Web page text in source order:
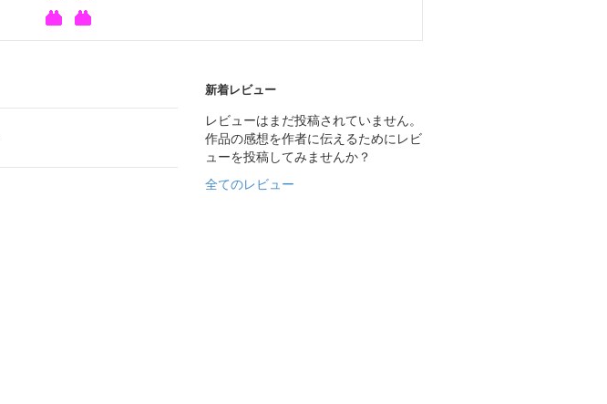
新着レビュー
レビューはまだ投稿されていません。
作品の感想を作者に伝えるためにレビ
ューを投稿してみませんか？
全てのレビュー